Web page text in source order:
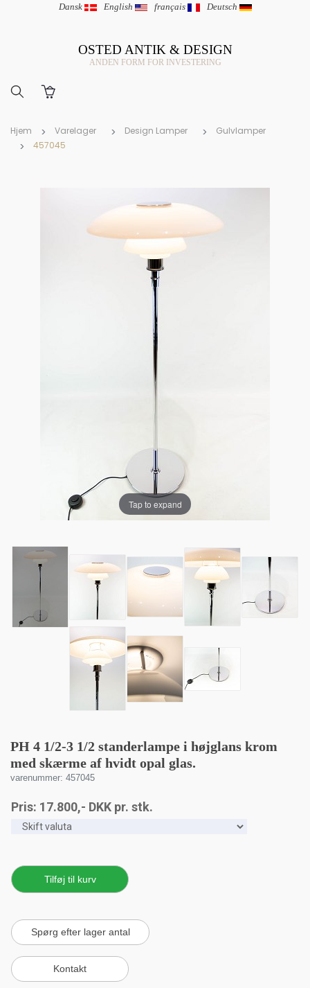
Dansk | English | français | Deutsch
OSTED ANTIK & DESIGN
ANDEN FORM FOR INVESTERING
Hjem Varelager Design Lamper
Gulvlamper
457045
Tap to expand
PH 4 1/2-3 1/2 standerlampe i højglans krom
med skærme af hvidt opal glas.
varenummer: 457045
Pris: 17.800,- DKK pr. stk.